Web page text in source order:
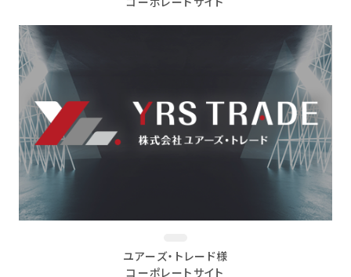
ユアーズ・トレード様
コーポレートサイト